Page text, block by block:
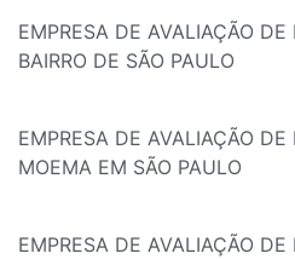
EMPRESA DE AVALIAÇÃO
BAIRRO DE SÃO PAULO
EMPRESA DE AVALIAÇÃO DE
MOEMA EM SÃO PAULO
EMPRESA DE AVALIAÇÃO DE